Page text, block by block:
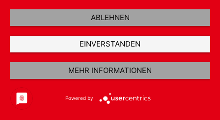
ABLEHNEN
EINVERSTANDEN
MEHR INFORMATIONEN
Powered by